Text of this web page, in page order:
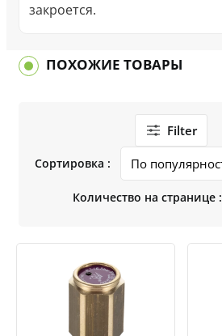
закроется.
ПОХОЖИЕ ТОВАРЫ
Filter
Сортировка :
Количество на странице :